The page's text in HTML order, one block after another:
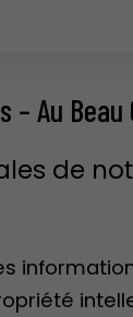
– Au Beau
de